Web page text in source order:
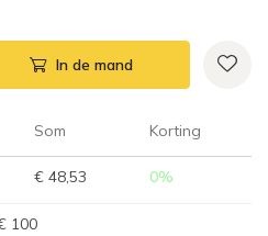
In de mand
Som Korting
€ 48,53 0%
100